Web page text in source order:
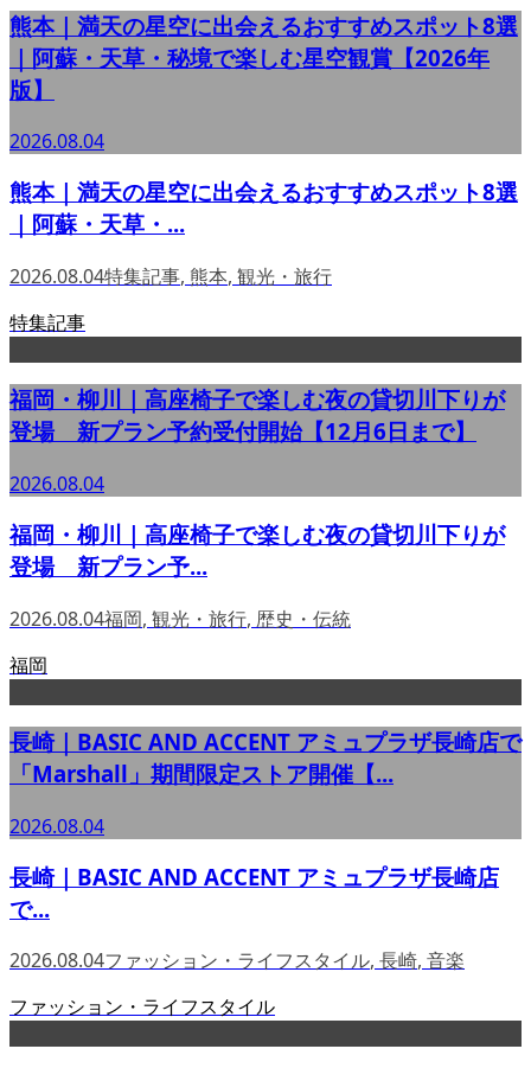
熊本｜満天の星空に出会えるおすすめスポット8選
｜阿蘇・天草・秘境で楽しむ星空観賞【2026年
版】
2026.08.04
熊本｜満天の星空に出会えるおすすめスポット8選
｜阿蘇・天草・...
2026.08.04特集記事, 熊本, 観光・旅行
特集記事
福岡・柳川｜高座椅子で楽しむ夜の貸切川下りが
登場 新プラン予約受付開始【12月6日まで】
2026.08.04
福岡・柳川｜高座椅子で楽しむ夜の貸切川下りが
登場 新プラン予...
2026.08.04福岡, 観光・旅行, 歴史・伝統
福岡
長崎｜BASIC AND ACCENT アミュプラザ長崎店で
「Marshall」期間限定ストア開催【...
2026.08.04
長崎｜BASIC AND ACCENT アミュプラザ長崎店
で...
2026.08.04ファッション・ライフスタイル, 長崎, 音楽
ファッション・ライフスタイル